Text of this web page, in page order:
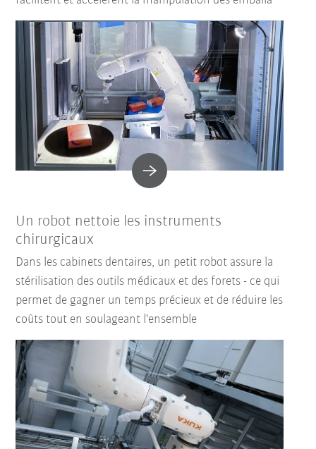
Un robot nettoie les instruments
chirurgicaux
Dans les cabinets dentaires, un petit robot assure la
stérilisation des outils médicaux et des forets - ce qui
permet de gagner un temps précieux et de réduire les
coûts tout en soulageant l'ensemble